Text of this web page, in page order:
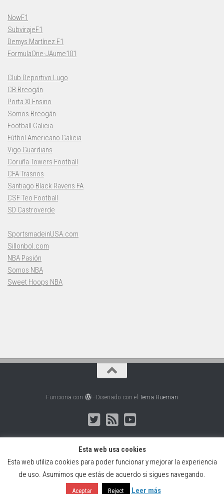
NowF1
SubvirajeF1
Demys Martínez F1
FormulaOne-JAume101
Club Deportivo Lugo
CB Breogán
Porta XI Ensino
Somos Breogán
Football Galicia
Fútbol Americano Galicia
Vigo Guardians
Coruña Towers Football
CFA Trasnos
Santiago Black Ravens FA
CSF Teo Football
SD Castroverde
SportsmadeinUSA.com
Sillonbol.com
NBA Pasión
Somos NBA
Sweet Hoops NBA
Funciona con - Diseñado con el Tema Hueman
Web creada, alojada y mantenida por Café Dixital SL - 2026.
Visítanos enhttps://cafedixital.como ponte en contacto con
nosotros en
info@cafedixital.com
Esta web usa cookies
Esta web utiliza cookies para poder funcionar y mejorar la experiencia
de uso. Asumimos que estás de acuerdo si sigues navegando.
Aceptar Reject Leer más